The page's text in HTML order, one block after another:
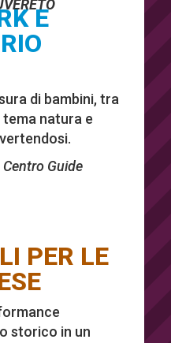
E
di bambini, tra
natura e
Guide
PER LE
storico in un